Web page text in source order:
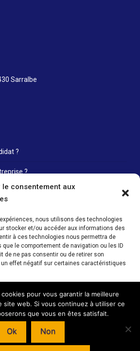
le consentement aux
nous utilisons des technologies
stocker et/ou accéder aux informations des
à ces technologies nous permettra de
le comportement de navigation ou les ID
de ne pas consentir ou de retirer son
effet négatif sur certaines caractéristiques
Accepter
Refuser
les préférences
Sarralbe
?
?
Crédits
nos agences : Du lundi au vendredi 08h00 -
12h00 / 14h00 - 18h00
pour vous garantir la meilleure
site web. Si vous continuez à utiliser ce
que vous en êtes satisfait.
Ok Non